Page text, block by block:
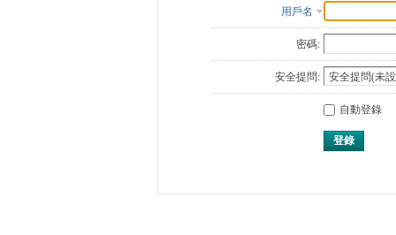
用戶名
密碼:
安全提問:
自動登錄
登錄